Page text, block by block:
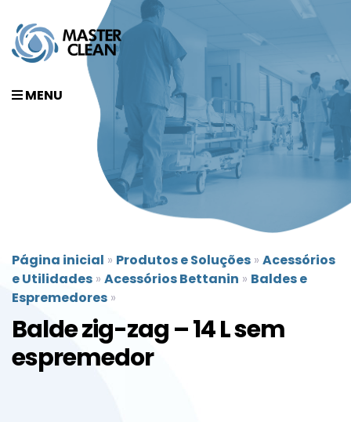
MENU
Página inicial » Produtos e Soluções » Acessórios
e Utilidades » Acessórios Bettanin » Baldes e
Espremedores »
Balde zig-zag – 14 L sem
espremedor